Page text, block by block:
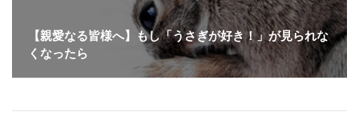
【親愛なる皆様へ】もし「うさぎが好き！」が見られな
くなったら